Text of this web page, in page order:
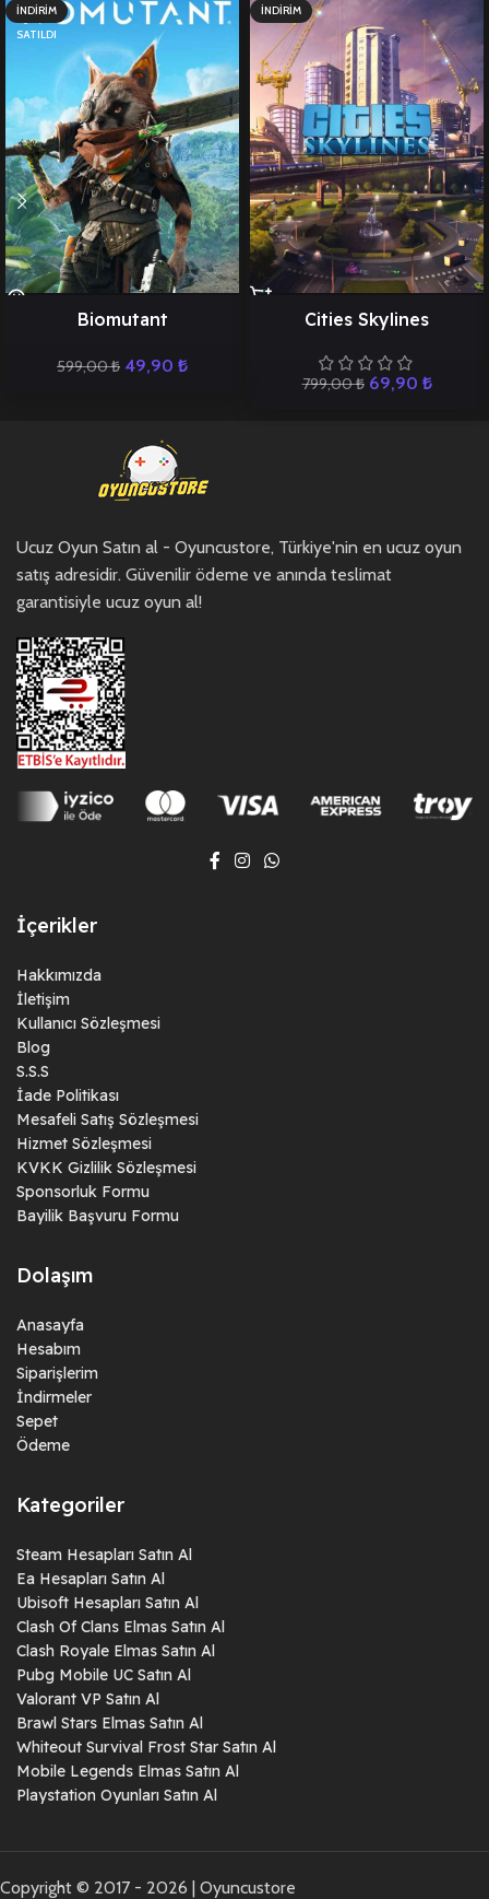
İNDIRIM
SATILDI
Biomutant
599,00₺ 49,90 ₺
İNDIRIM
Cities Skylines
799,00₺ 69,90 ₺
Ucuz Oyun Satın al - Oyuncustore, Türkiye'nin en ucuz oyun
satış adresidir. Güvenilir ödeme ve anında teslimat
garantisiyle ucuz oyun al!
İçerikler
Hakkımızda
İletişim
Kullanıcı Sözleşmesi
Blog
S.S.S
İade Politikası
Mesafeli Satış Sözleşmesi
Hizmet Sözleşmesi
KVKK Gizlilik Sözleşmesi
Sponsorluk Formu
Bayilik Başvuru Formu
Dolaşım
Anasayfa
Hesabım
Siparişlerim
İndirmeler
Sepet
Ödeme
Kategoriler
Steam Hesapları Satın Al
Ea Hesapları Satın Al
Ubisoft Hesapları Satın Al
Clash Of Clans Elmas Satın Al
Clash Royale Elmas Satın Al
Pubg Mobile UC Satın Al
Valorant VP Satın Al
Brawl Stars Elmas Satın Al
Whiteout Survival Frost Star Satın Al
Mobile Legends Elmas Satın Al
Playstation Oyunları Satın Al
Copyright © 2017 - 2026 | Oyuncustore